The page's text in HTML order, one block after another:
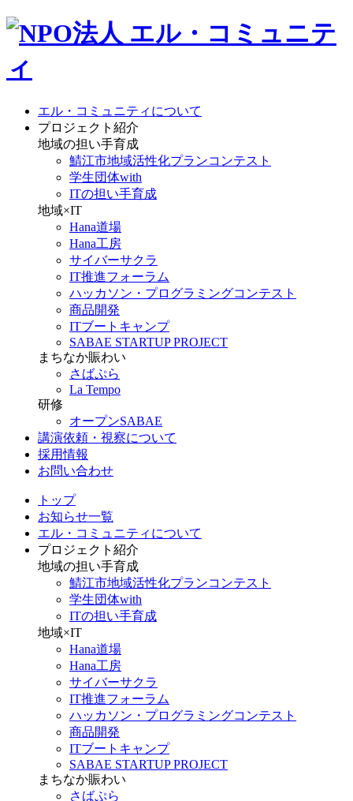
エル・コミュニティについて
プロジェクト紹介
地域の担い手育成
鯖江市地域活性化プランコンテスト
学生団体with
ITの担い手育成
地域×IT
Hana道場
Hana工房
サイバーサクラ
IT推進フォーラム
ハッカソン・プログラミングコンテスト
商品開発
ITブートキャンプ
SABAE STARTUP PROJECT
まちなか賑わい
さばぷら
La Tempo
研修
オープンSABAE
講演依頼・視察について
採用情報
お問い合わせ
トップ
お知らせ一覧
エル・コミュニティについて
プロジェクト紹介
地域の担い手育成
鯖江市地域活性化プランコンテスト
学生団体with
ITの担い手育成
地域×IT
Hana道場
Hana工房
サイバーサクラ
IT推進フォーラム
ハッカソン・プログラミングコンテスト
商品開発
ITブートキャンプ
SABAE STARTUP PROJECT
まちなか賑わい
さばぷら